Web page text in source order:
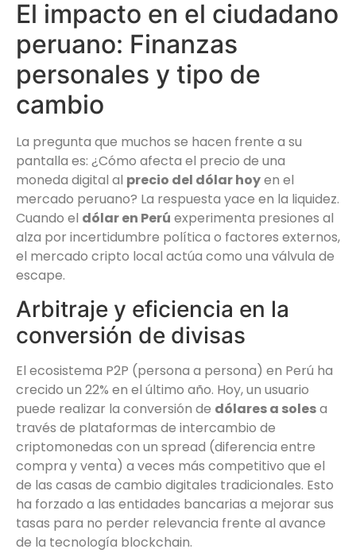
El impacto en el ciudadano
peruano: Finanzas
personales y tipo de
cambio
La pregunta que muchos se hacen frente a su
pantalla es: ¿Cómo afecta el precio de una
moneda digital al precio del dólar hoyen el
mercado peruano? La respuesta yace en la liquidez.
Cuando el dólar en Perú experimenta presiones al
alza por incertidumbre política o factores externos,
el mercado cripto local actúa como una válvula de
escape.
Arbitraje y eficiencia en la
conversión de divisas
El ecosistema P2P (persona a persona) en Perú ha
crecido un 22% en el último año. Hoy, un usuario
puede realizar la conversión de dólares a solesa
través de plataformas de intercambio de
criptomonedas con un spread (diferencia entre
compra y venta) a veces más competitivo que el
de las casas de cambio digitales tradicionales. Esto
ha forzado a las entidades bancarias a mejorar sus
tasas para no perder relevancia frente al avance
de la tecnología blockchain.